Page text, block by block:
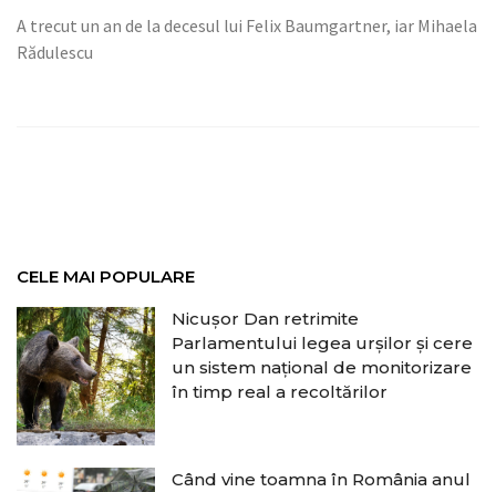
A trecut un an de la decesul lui Felix Baumgartner, iar Mihaela
Rădulescu
CELE MAI POPULARE
Nicușor Dan retrimite
Parlamentului legea urșilor și cere
un sistem național de monitorizare
în timp real a recoltărilor
Când vine toamna în România anul